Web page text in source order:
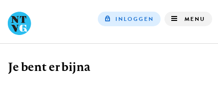
INLOGGEN MENU
Kruimelpad
Je bent er bijna